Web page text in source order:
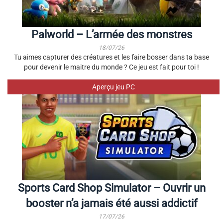
Palworld – L’armée des monstres
18/07/26
Tu aimes capturer des créatures et les faire bosser dans ta base
pour devenir le maitre du monde ? Ce jeu est fait pour toi !
Aperçu jeu PC
Sports Card Shop Simulator – Ouvrir un
booster n’a jamais été aussi addictif
17/07/26